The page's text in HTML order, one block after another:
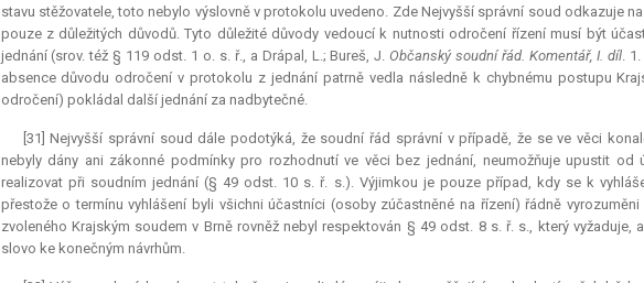
stavu stěžovatele, toto nebylo výslovně v protokolu uvedeno. Zde Nejvyšší správní soud odkazuje
pouze z důležitých důvodů. Tyto důležité důvody vedoucí k nutnosti odročení řízení musí být
jednání (srov. též § 119 odst. 1 o. s. ř., a Drápal, L.; Bureš, J.Občanský soudní řád. Komentář, I. díl. 1.
absence důvodu odročení v protokolu z jednání patrně vedla následně k chybnému postupu
odročení) pokládal další jednání za nadbytečné.
[31] Nejvyšší správní soud dále podotýká, že soudní řád správní v případě, že se ve věci
nebyly dány ani zákonné podmínky pro rozhodnutí ve věci bez jednání, neumožňuje upustit od
realizovat při soudním jednání (§ 49 odst. 10 s. ř. s.). Výjimkou je pouze případ, kdy se k
přestože o termínu vyhlášení byli všichni účastníci (osoby zúčastněné na řízení) řádně
zvoleného Krajským soudem v Brně rovněž nebyl respektován § 49 odst. 8 s. ř. s., který vyžaduje,
slovo ke konečným návrhům.